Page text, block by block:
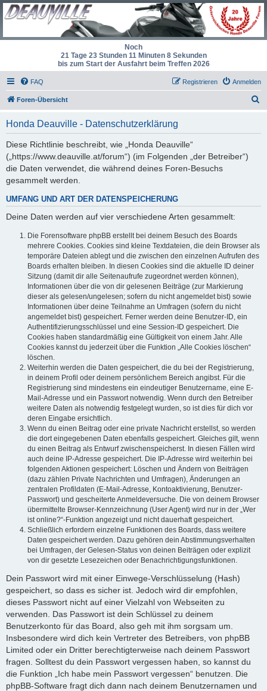
Noch
21 Tage 23 Stunden 11 Minuten 8 Sekunden
bis zum Start der Ausfahrt beim Treffen 2026
FAQ Anmelden
Registrieren
Foren-Übersicht
Honda Deauville - Datenschutzerklärung
Diese Richtlinie beschreibt, wie „Honda Deauville“
(„https://www.deauville.at/forum“) (im Folgenden „der Betreiber“)
die Daten verwendet, die während deines Foren-Besuchs
gesammelt werden.
UMFANG UND ART DER DATENSPEICHERUNG
Deine Daten werden auf vier verschiedene Arten gesammelt:
Die Forensoftware phpBB erstellt bei deinem Besuch des Boards
mehrere Cookies. Cookies sind kleine Textdateien, die dein Browser als
temporäre Dateien ablegt und die zwischen den einzelnen Aufrufen des
Boards erhalten bleiben. In diesen Cookies sind die aktuelle ID deiner
Sitzung (damit dir alle Seitenaufrufe zugeordnet werden können),
Informationen über die von dir gelesenen Beiträge (zur Markierung
dieser als gelesen/ungelesen; sofern du nicht angemeldet bist) sowie
Informationen über deine Teilnahme an Umfragen (sofern du nicht
angemeldet bist) gespeichert. Ferner werden deine Benutzer-ID, ein
Authentifizierungsschlüssel und eine Session-ID gespeichert. Die
Cookies haben standardmäßig eine Gültigkeit von einem Jahr. Alle
Cookies kannst du jederzeit über die Funktion „Alle Cookies löschen“
löschen.
Weiterhin werden die Daten gespeichert, die du bei der Registrierung,
in deinem Profil oder deinem persönlichem Bereich angibst. Für die
Registrierung sind mindestens ein eindeutiger Benutzername, eine E-
Mail-Adresse und ein Passwort notwendig. Wenn durch den Betreiber
weitere Daten als notwendig festgelegt wurden, so ist dies für dich vor
deren Eingabe ersichtlich.
Wenn du einen Beitrag oder eine private Nachricht erstellst, so werden
die dort eingegebenen Daten ebenfalls gespeichert. Gleiches gilt, wenn
du einen Beitrag als Entwurf zwischenspeicherst. In diesen Fällen wird
auch deine IP-Adresse gespeichert. Die IP-Adresse wird weiterhin bei
folgenden Aktionen gespeichert: Löschen und Ändern von Beiträgen
(dazu zählen Private Nachrichten und Umfragen), Änderungen an
zentralen Profildaten (E-Mail-Adresse, Kontoaktivierung, Benutzer-
Passwort) und gescheiterte Anmeldeversuche. Die von deinem Browser
übermittelte Browser-Kennzeichnung (User Agent) wird nur in der „Wer
ist online?“-Funktion angezeigt und nicht dauerhaft gespeichert.
Schließlich erfordern einzelne Funktionen des Boards, dass weitere
Daten gespeichert werden. Dazu gehören dein Abstimmungsverhalten
bei Umfragen, der Gelesen-Status von deinen Beiträgen oder explizit
von dir gesetzte Lesezeichen oder Benachrichtigungsfunktionen.
Dein Passwort wird mit einer Einwege-Verschlüsselung (Hash)
gespeichert, so dass es sicher ist. Jedoch wird dir empfohlen,
dieses Passwort nicht auf einer Vielzahl von Webseiten zu
verwenden. Das Passwort ist dein Schlüssel zu deinem
Benutzerkonto für das Board, also geh mit ihm sorgsam um.
Insbesondere wird dich kein Vertreter des Betreibers, von phpBB
Limited oder ein Dritter berechtigterweise nach deinem Passwort
fragen. Solltest du dein Passwort vergessen haben, so kannst du
die Funktion „Ich habe mein Passwort vergessen“ benutzen. Die
phpBB-Software fragt dich dann nach deinem Benutzernamen und